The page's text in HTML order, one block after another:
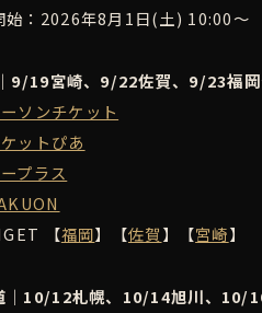
：2026年8月1日(土) 10:00～
9/19宮崎、9/22佐賀、9/23福岡
ソンチケット
ットぴあ
プラス
【福岡】【佐賀】【宮崎】
｜10/12札幌、10/14旭川、10/